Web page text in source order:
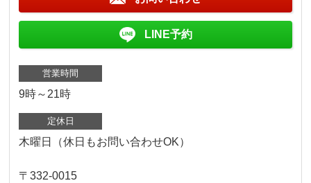
LINE予約
営業時間
9時～21時
定休日
木曜日（休日もお問い合わせOK）
〒332-0015